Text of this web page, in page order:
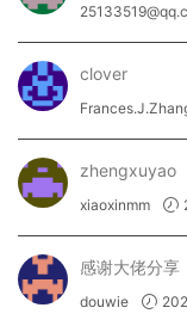
clover
zhengxuyao
xiaoxinmm
感谢大佬分享
douwie